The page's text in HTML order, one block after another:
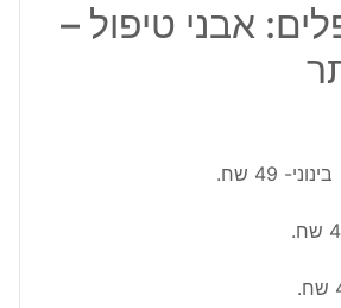
אבני טיפול –
49 שח.